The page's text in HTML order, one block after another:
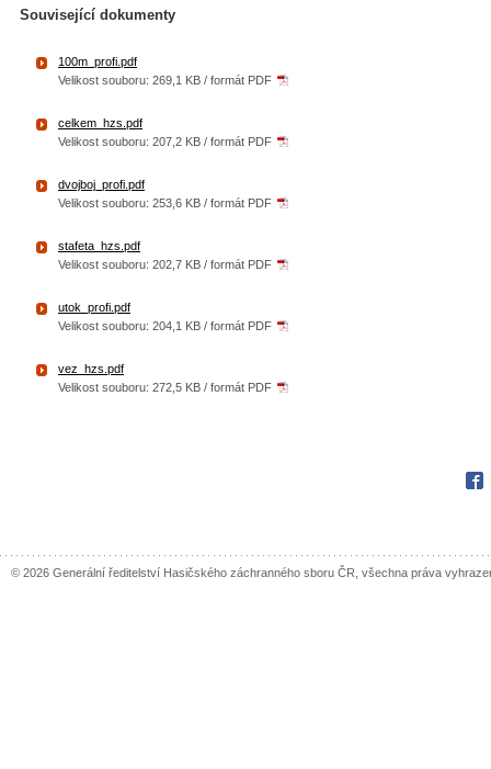
Související dokumenty
100m_profi.pdf
Velikost souboru: 269,1 KB / formát PDF
celkem_hzs.pdf
Velikost souboru: 207,2 KB / formát PDF
dvojboj_profi.pdf
Velikost souboru: 253,6 KB / formát PDF
stafeta_hzs.pdf
Velikost souboru: 202,7 KB / formát PDF
utok_profi.pdf
Velikost souboru: 204,1 KB / formát PDF
vez_hzs.pdf
Velikost souboru: 272,5 KB / formát PDF
© 2026 Generální ředitelství Hasičského záchranného sboru ČR, všechna práva